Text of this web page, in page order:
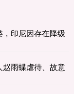
印尼因存在降级
雨蝶虐待、故意